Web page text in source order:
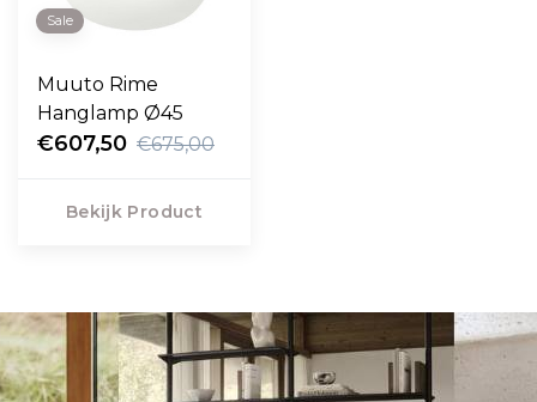
Sale
Muuto Rime
Hanglamp Ø45
€607,50 €675,00
Bekijk Product